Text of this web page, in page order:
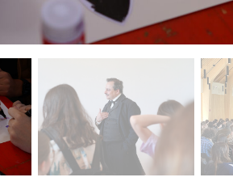
actuelle de ce carrousel changera